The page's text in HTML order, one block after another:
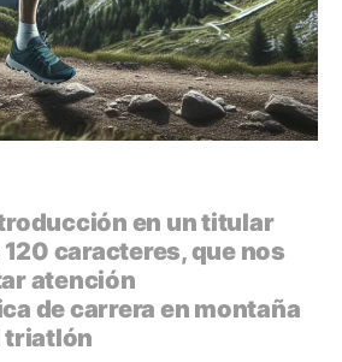
en un titular
caracteres, que nos
atención
de carrera en montaña
triatlón